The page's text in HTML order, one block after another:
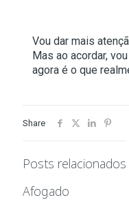
Vou dar mais
Mas ao acordar,
agora é o que
Share
Posts relacionados
Afogado